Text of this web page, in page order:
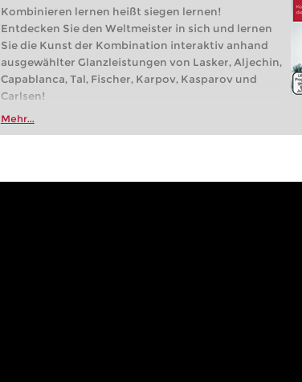
Kombinieren lernen heißt siegen lernen!
Entdecken Sie den Weltmeister in sich und lernen
Sie die Kunst der Kombination interaktiv anhand
ausgewählter Glanzleistungen von Lasker, Aljechin,
Capablanca, Tal, Fischer, Karpov, Kasparov und
Carlsen!
Mehr...